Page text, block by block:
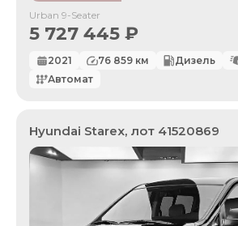
Urban 9-Seater
5 727 445 ₽
2021 76 859 км Дизель
Автомат
Hyundai Starex, лот 41520869